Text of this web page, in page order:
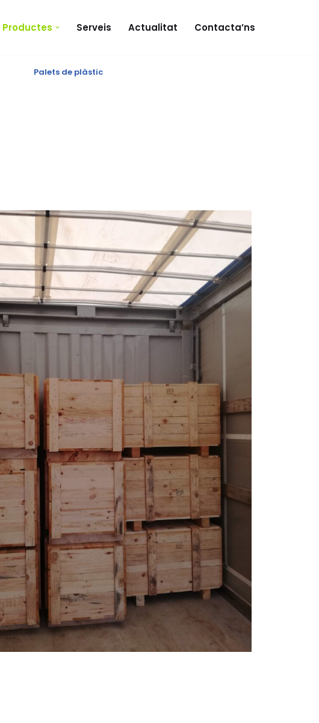
Productes Serveis Actualitat Contacta’ns
Palets de plàstic